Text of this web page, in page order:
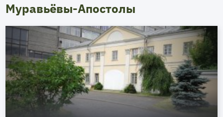
Муравьёвы-Апостолы